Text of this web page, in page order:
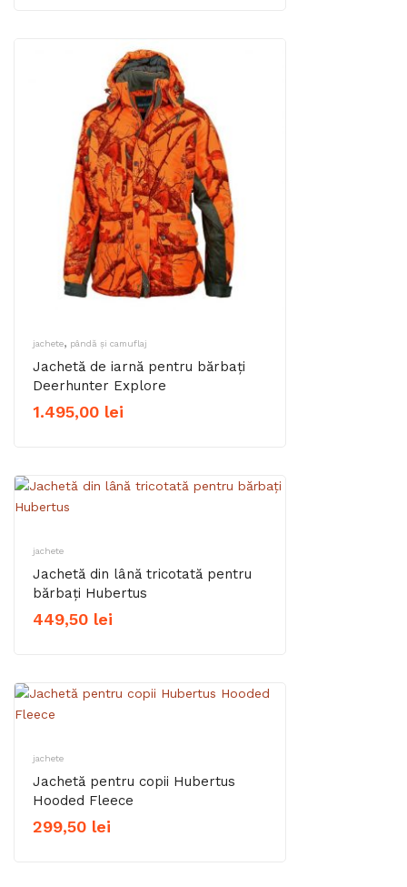
la
595,00 lei
jachete, pândă și camuflaj
Jachetă de iarnă pentru bărbați
Deerhunter Explore
1.495,00 lei
jachete
Jachetă din lână tricotată pentru
bărbați Hubertus
449,50 lei
jachete
Jachetă pentru copii Hubertus
Hooded Fleece
299,50 lei